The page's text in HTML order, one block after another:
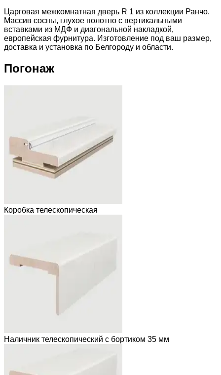
Царговая межкомнатная дверь R 1 из коллекции Ранчо.
Массив сосны, глухое полотно с вертикальными
вставками из МДФ и диагональной накладкой,
европейская фурнитура. Изготовление под ваш размер,
доставка и установка по Белгороду и области.
Погонаж
Коробка телескопическая
Наличник телескопический с бортиком 35 мм